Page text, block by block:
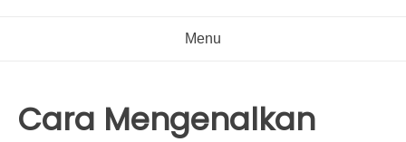
Menu
Cara Mengenalkan